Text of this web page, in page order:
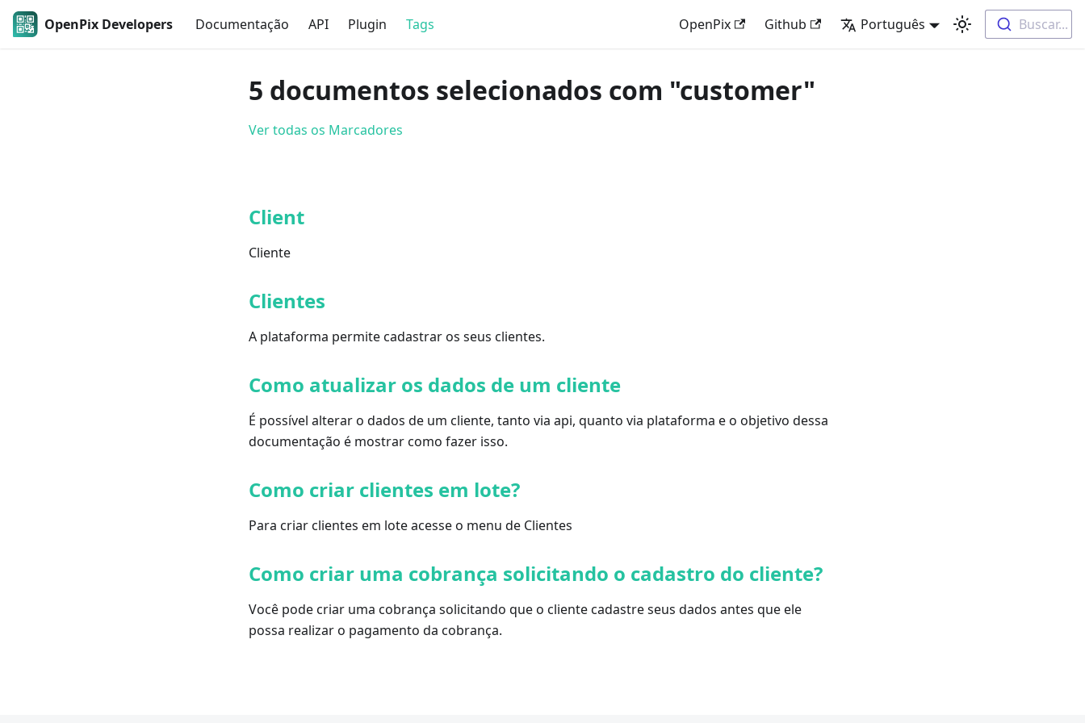
OpenPix Developers Documentação API Plugin Tags OpenPix Github Português Buscar...
5 documentos selecionados com "customer"
Ver todas os Marcadores
Client
Cliente
Clientes
A plataforma permite cadastrar os seus clientes.
Como atualizar os dados de um cliente
É possível alterar o dados de um cliente, tanto via api, quanto via plataforma e o objetivo dessa
documentação é mostrar como fazer isso.
Como criar clientes em lote?
Para criar clientes em lote acesse o menu de Clientes
Como criar uma cobrança solicitando o cadastro do cliente?
Você pode criar uma cobrança solicitando que o cliente cadastre seus dados antes que ele
possa realizar o pagamento da cobrança.